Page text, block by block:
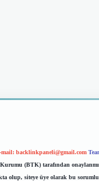
mail: backlinkpaneli@gmail.com
(BTK) tarafından
olup, siteye üye olarak bu